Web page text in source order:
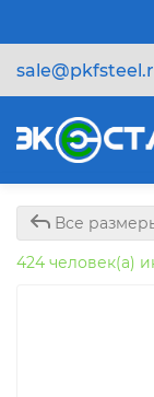
Все
424 человек(а)